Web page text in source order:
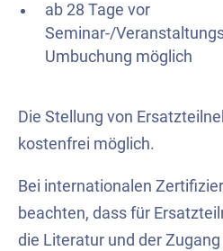
ab 28 Tage vor
Seminar-/
Umbuchung möglich
Die Stellung von
kostenfrei möglich.
Bei internationalen
beachten, dass für
die Literatur und der